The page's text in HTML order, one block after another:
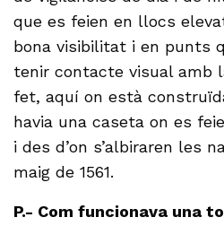
que es feien en llocs
bona visibilitat i en punts
tenir contacte visual amb
fet, aquí on està
havia una caseta on es
i des d’on s’albiraren les
maig de 1561.
P.- Com funcionava una